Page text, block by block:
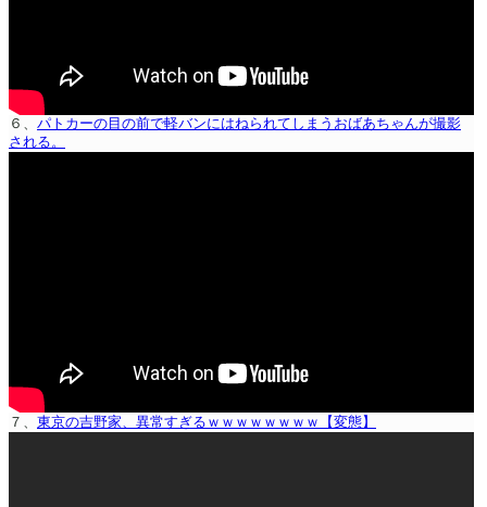
６、 パトカーの目の前で軽バンにはねられてしまうおばあちゃんが撮影
される。
７、 東京の吉野家、異常すぎるｗｗｗｗｗｗｗｗ【変態】